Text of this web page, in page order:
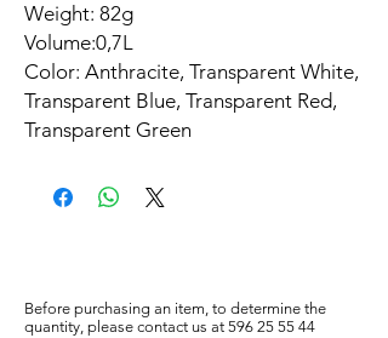
Weight: 82g
Volume:0,7L
Color: Anthracite, Transparent White,
Transparent Blue, Transparent Red,
Transparent Green
Before purchasing an item, to determine the
quantity, please contact us at 596 25 55 44